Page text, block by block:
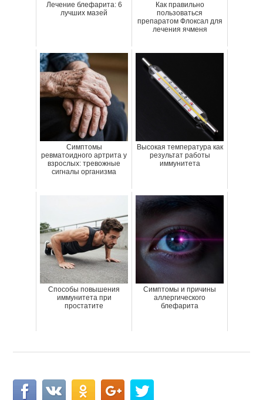
Лечение блефарита: 6
лучших мазей
Как правильно
пользоваться
препаратом Флоксал для
лечения ячменя
Симптомы
ревматоидного артрита у
взрослых: тревожные
сигналы организма
Высокая температура как
результат работы
иммунитета
Способы повышения
иммунитета при
простатите
Симптомы и причины
аллергического
блефарита